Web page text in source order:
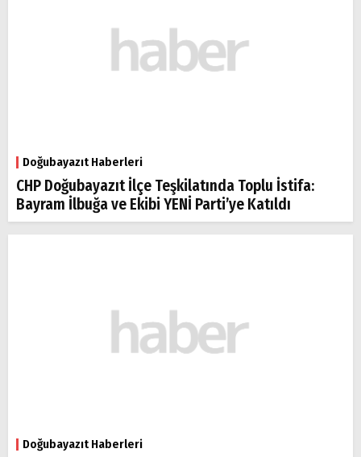
Doğubayazıt Haberleri
CHP Doğubayazıt İlçe Teşkilatında Toplu İstifa:
Bayram İlbuğa ve Ekibi YENİ Parti’ye Katıldı
Doğubayazıt Haberleri